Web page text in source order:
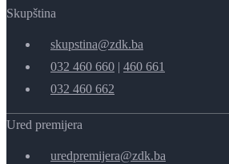
Skupština
skupstina@zdk.ba
032 460 660 | 460 661
032 460 662
Ured premijera
uredpremijera@zdk.ba